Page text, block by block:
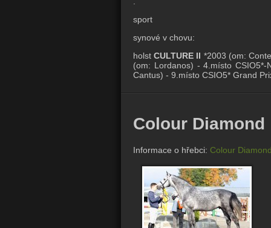
sport
synové v chovu:
holstCULTURE II *2003 (om:
(om: Lordanos) - 4.místo
Cantus) - 9.místo CSIO5* Grand
Colour Diamond
Informace o hřebci: Colour